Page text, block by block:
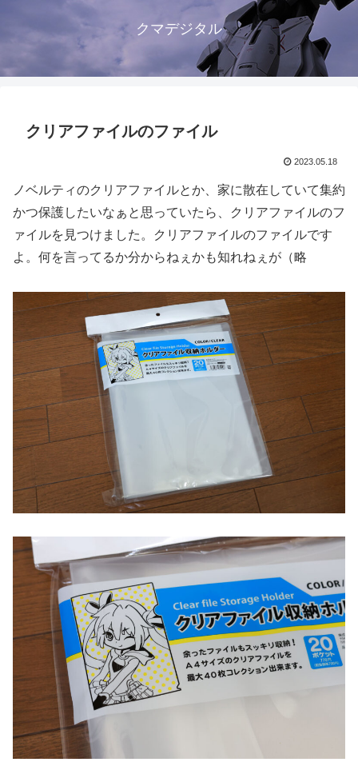
クマデジタル
クリアファイルのファイル
2023.05.18
ノベルティのクリアファイルとか、家に散在していて集約
かつ保護したいなぁと思っていたら、クリアファイルのフ
ァイルを見つけました。クリアファイルのファイルです
よ。何を言ってるか分からねぇかも知れねぇが（略